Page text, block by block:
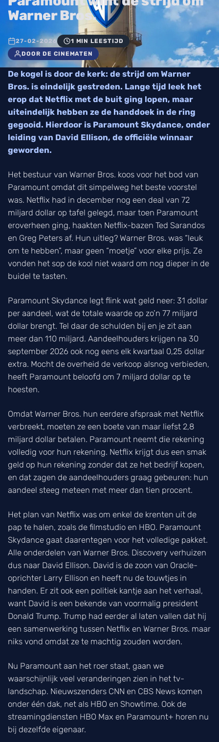
Warner Bros.
27-02-2026
1 MIN LEESTIJD
DOOR DE CINEMATEN
De kogel is door de kerk: de strijd om Warner
Bros. is eindelijk gestreden. Lange tijd leek het
erop dat Netflix met de buit ging lopen, maar
uiteindelijk hebben ze de handdoek in de ring
gegooid. Hierdoor is Paramount Skydance, onder
leiding van David Ellison, de officiële winnaar
geworden.
Het bestuur van Warner Bros. koos voor het bod van
Paramount omdat dit simpelweg het beste voorstel
was. Netflix had in december nog een deal van 72
miljard dollar op tafel gelegd, maar toen Paramount
eroverheen ging, haakten Netflix-bazen Ted Sarandos
en Greg Peters af. Hun uitleg? Warner Bros. was “leuk
om te hebben”, maar geen “moetje” voor elke prijs. Ze
vonden het sop de kool niet waard om nog dieper in de
buidel te tasten.
Paramount Skydance legt flink wat geld neer: 31 dollar
per aandeel, wat de totale waarde op zo’n 77 miljard
dollar brengt. Tel daar de schulden bij en je zit aan
meer dan 110 miljard. Aandeelhouders krijgen na 30
september 2026 ook nog eens elk kwartaal 0,25 dollar
extra. Mocht de overheid de verkoop alsnog verbieden,
heeft Paramount beloofd om 7 miljard dollar op te
hoesten.
Omdat Warner Bros. hun eerdere afspraak met Netflix
verbreekt, moeten ze een boete van maar liefst 2,8
miljard dollar betalen. Paramount neemt die rekening
volledig voor hun rekening. Netflix krijgt dus een smak
geld op hun rekening zonder dat ze het bedrijf kopen,
en dat zagen de aandeelhouders graag gebeuren: hun
aandeel steeg meteen met meer dan tien procent.
Het plan van Netflix was om enkel de krenten uit de
pap te halen, zoals de filmstudio en HBO. Paramount
Skydance gaat daarentegen voor het volledige pakket.
Alle onderdelen van Warner Bros. Discovery verhuizen
dus naar David Ellison. David is de zoon van Oracle-
oprichter Larry Ellison en heeft nu de touwtjes in
handen. Er zit ook een politiek kantje aan het verhaal,
want David is een bekende van voormalig president
Donald Trump. Trump had eerder al laten vallen dat hij
een samenwerking tussen Netflix en Warner Bros. maar
niks vond omdat ze te machtig zouden worden.
Nu Paramount aan het roer staat, gaan we
waarschijnlijk veel veranderingen zien in het tv-
landschap. Nieuwszenders CNN en CBS News komen
onder één dak, net als HBO en Showtime. Ook de
streamingdiensten HBO Max en Paramount+ horen nu
bij dezelfde eigenaar.